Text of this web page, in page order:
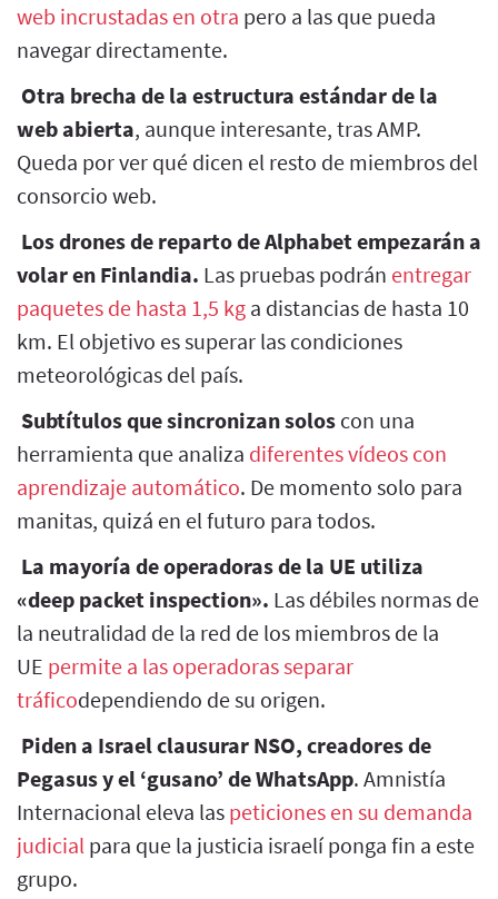
web incrustadas en otra pero a las que pueda
navegar directamente.
Otra brecha de la estructura estándar de la
web abierta, aunque interesante, tras AMP.
Queda por ver qué dicen el resto de miembros del
consorcio web.
Los drones de reparto de Alphabet empezarán a
volar en Finlandia. Las pruebas podrán entregar
paquetes de hasta 1,5 kg a distancias de hasta 10
km. El objetivo es superar las condiciones
meteorológicas del país.
Subtítulos que sincronizan solos con una
herramienta que analiza diferentes vídeos con
aprendizaje automático. De momento solo para
manitas, quizá en el futuro para todos.
La mayoría de operadoras de la UE utiliza
«deep packet inspection». Las débiles normas de
la neutralidad de la red de los miembros de la
UE permite a las operadoras separar
tráficodependiendo de su origen.
Piden a Israel clausurar NSO, creadores de
Pegasus y el ‘gusano’ de WhatsApp. Amnistía
Internacional eleva las peticiones en su demanda
judicial para que la justicia israelí ponga fin a este
grupo.